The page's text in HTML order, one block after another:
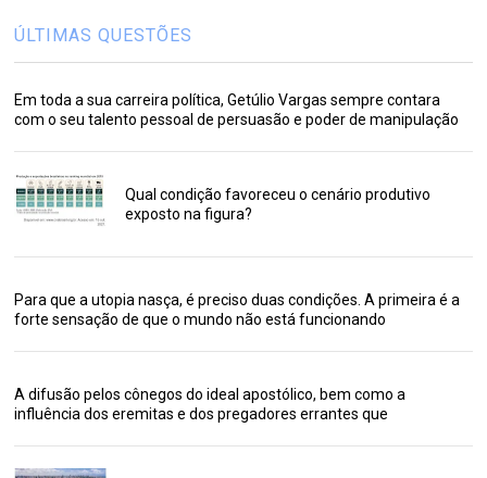
ÚLTIMAS QUESTÕES
Em toda a sua carreira política, Getúlio Vargas sempre contara
com o seu talento pessoal de persuasão e poder de manipulação
Qual condição favoreceu o cenário produtivo
exposto na figura?
Para que a utopia nasça, é preciso duas condições. A primeira é a
forte sensação de que o mundo não está funcionando
A difusão pelos cônegos do ideal apostólico, bem como a
influência dos eremitas e dos pregadores errantes que